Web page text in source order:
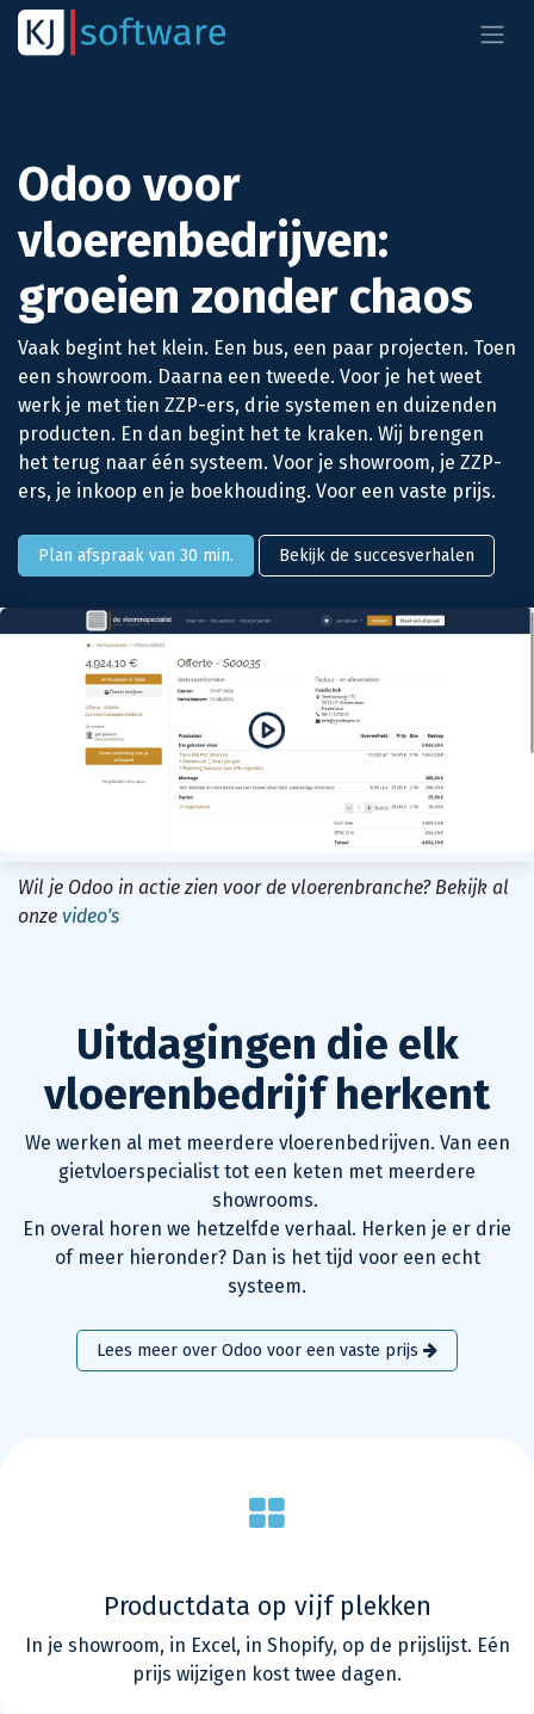
Overslaan naar inhoud
Odoo voor
vloerenbedrijven:
groeien zonder chaos
Vaak begint het klein. Een bus, een paar projecten. Toen
een showroom. Daarna een tweede. Voor je het weet
werk je met tien ZZP-ers, drie systemen en duizenden
producten. En dan begint het te kraken. Wij brengen
het terug naar één systeem. Voor je showroom, je ZZP-
ers, je inkoop en je boekhouding. Voor een vaste prijs.
Plan afspraak van 30 min. Bekijk de succesverhalen
Wil je Odoo in actie zien voor de vloerenbranche? Bekijk al
onze video's
Uitdagingen die elk
vloerenbedrijf herkent
We werken al met meerdere vloerenbedrijven. Van een
gietvloerspecialist tot een keten met meerdere
showrooms.
En overal horen we hetzelfde verhaal. Herken je er drie
of meer hieronder? Dan is het tijd voor een echt
systeem.
Lees meer over Odoo voor een vaste prijs
Productdata op vijf plekken
In je showroom, in Excel, in Shopify, op de prijslijst. Eén
prijs wijzigen kost twee dagen.